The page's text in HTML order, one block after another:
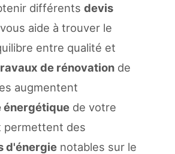
différents devis
vous aide à trouver le
entre qualité et
de rénovation de
augmentent
de votre
permettent des
d'énergie notables sur le